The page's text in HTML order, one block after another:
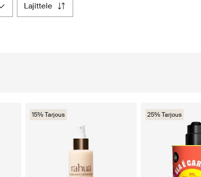
lajittele
15% Tarjous 25% Tarjous